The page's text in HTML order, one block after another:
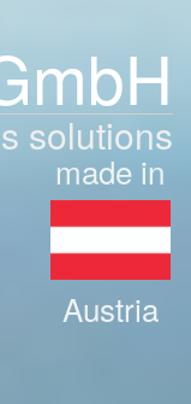
solutions
made in
Austria